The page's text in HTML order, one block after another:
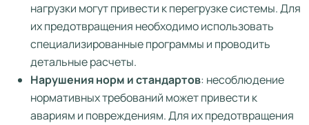
нагрузки могут привести к перегрузке системы. Для
их предотвращения необходимо использовать
специализированные программы и проводить
детальные расчеты.
Нарушения норм и стандартов: несоблюдение
нормативных требований может привести к
авариям и повреждениям. Для их предотвращения